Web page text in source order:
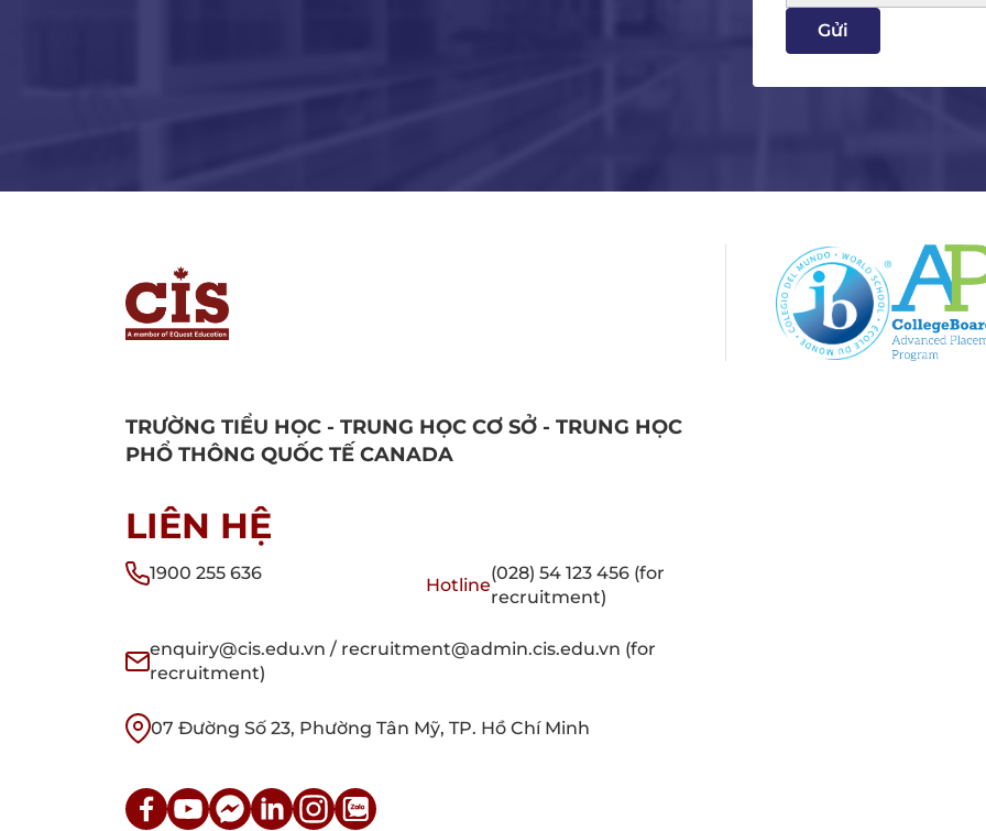
Gửi
TRƯỜNG TIỂU HỌC - TRUNG HỌC CƠ SỞ - TRUNG HỌC
PHỔ THÔNG QUỐC TẾ CANADA
LIÊN HỆ
1900 255 636
Hotline
(028) 54 123 456 (for
recruitment)
enquiry@cis.edu.vn / recruitment@admin.cis.edu.vn (for
recruitment)
07 Đường Số 23, Phường Tân Mỹ, TP. Hồ Chí Minh